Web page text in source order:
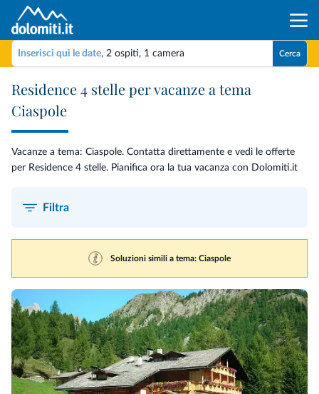
Inserisci qui le date, 2 ospiti, 1 camera Cerca
Residence 4 stelle per vacanze a tema
Ciaspole
Vacanze a tema: Ciaspole. Contatta direttamente e vedi le offerte
per Residence 4 stelle. Pianifica ora la tua vacanza con Dolomiti.it
Filtra
Soluzioni simili a tema: Ciaspole